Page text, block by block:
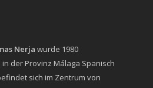
Nerja wurde 1980
der Provinz Málaga Spanisch
sich im Zentrum von